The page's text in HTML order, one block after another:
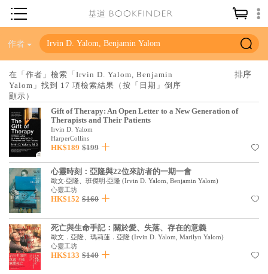
神學／教義
聖經
信仰入門
教會歷史
靈修／禱告
信徒生活
教會事工
分齡牧養
社會／倫理
哲學／宗教比較
作者
在「作者」檢索「Irvin D. Yalom, Benjamin
Yalom」找到 17 項檢索結果（按「日期」倒序
顯示）
Gift of Therapy: An Open Letter to a New Generation of
Therapists and Their Patients
Irvin D. Yalom
HarperCollins
HK$189 $199
心靈時刻：亞隆與22位來訪者的一期一會
歐文‧亞隆、班傑明‧亞隆 (Irvin D. Yalom, Benjamin Yalom)
心靈工坊
HK$152 $160
死亡與生命手記：關於愛、失落、存在的意義
歐文．亞隆、瑪莉蓮．亞隆 (Irvin D. Yalom, Marilyn Yalom)
心靈工坊
HK$133 $140